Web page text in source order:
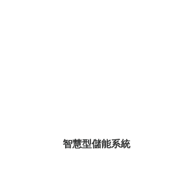
智慧型儲能系統